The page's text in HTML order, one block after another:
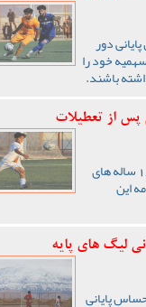
دور
خود را
باشند.
رقابت های فوتبال لیگ برتر رده های سنی نونهالان، نوجوانان و زیر 18 ساله های
این
لیگ های پایه
پایانی